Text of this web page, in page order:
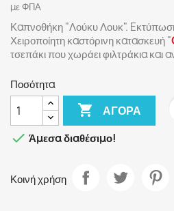
με ΦΠΑ
Καπνοθήκη "Λούκυ Λουκ".
Χειροποίητη καστόρινη κατασκευή "
τσεπάκι που χωράει φιλτράκια και
Ποσότητα
 ΑΓΟΡΆ
 Άμεσα διαθέσιμο!
Κοινή χρήση